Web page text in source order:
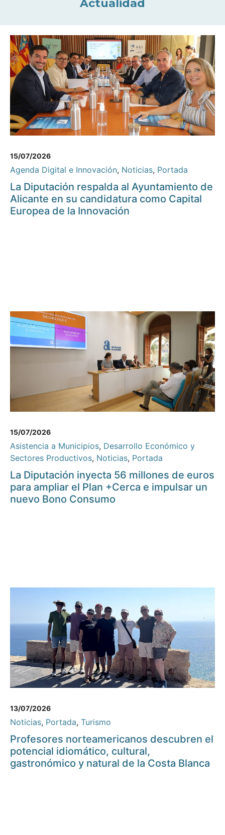
Actualidad
15/07/2026
Agenda Digital e Innovación, Noticias, Portada
La Diputación respalda al Ayuntamiento de
Alicante en su candidatura como Capital
Europea de la Innovación
15/07/2026
Asistencia a Municipios, Desarrollo Económico y
Sectores Productivos, Noticias, Portada
La Diputación inyecta 56 millones de euros
para ampliar el Plan +Cerca e impulsar un
nuevo Bono Consumo
13/07/2026
Noticias, Portada, Turismo
Profesores norteamericanos descubren el
potencial idiomático, cultural,
gastronómico y natural de la Costa Blanca